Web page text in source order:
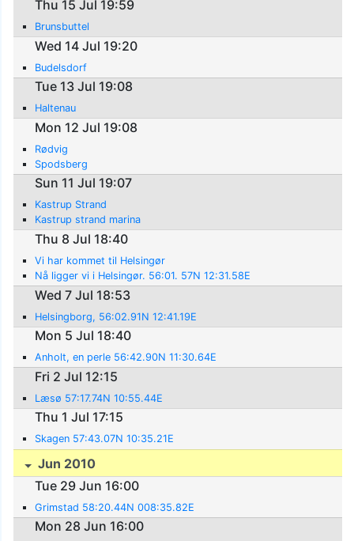
Thu 15 Jul 19:59
Brunsbuttel
Wed 14 Jul 19:20
Budelsdorf
Tue 13 Jul 19:08
Haltenau
Mon 12 Jul 19:08
Rødvig
Spodsberg
Sun 11 Jul 19:07
Kastrup Strand
Kastrup strand marina
Thu 8 Jul 18:40
Vi har kommet til Helsingør
Nå ligger vi i Helsingør. 56:01. 57N 12:31.58E
Wed 7 Jul 18:53
Helsingborg, 56:02.91N 12:41.19E
Mon 5 Jul 18:40
Anholt, en perle 56:42.90N 11:30.64E
Fri 2 Jul 12:15
Læsø 57:17.74N 10:55.44E
Thu 1 Jul 17:15
Skagen 57:43.07N 10:35.21E
Jun 2010
Tue 29 Jun 16:00
Grimstad 58:20.44N 008:35.82E
Mon 28 Jun 16:00